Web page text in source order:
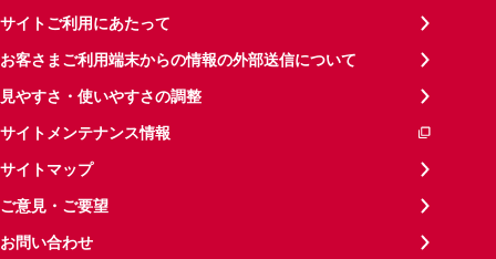
サイトご利用にあたって
お客さまご利用端末からの情報の外部送信について
見やすさ・使いやすさの調整
サイトメンテナンス情報
サイトマップ
ご意見・ご要望
お問い合わせ